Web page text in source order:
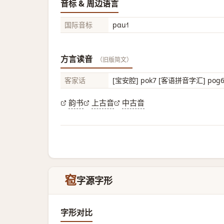
音标 & 周边语言
国际音标 pɑu˧˥
方言读音 （旧版简文）
客家话 [宝安腔] pok7 [客语拼音字汇] pog6
韵书 上古音 中古音
窇字源字形
字形对比